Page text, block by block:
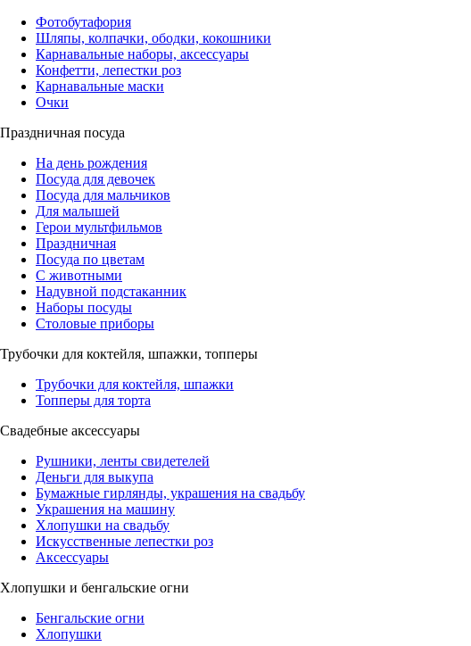
Фотобутафория
Шляпы, колпачки, ободки, кокошники
Карнавальные наборы, аксессуары
Конфетти, лепестки роз
Карнавальные маски
Очки
Праздничная посуда
На день рождения
Посуда для девочек
Посуда для мальчиков
Для малышей
Герои мультфильмов
Праздничная
Посуда по цветам
С животными
Надувной подстаканник
Наборы посуды
Столовые приборы
Трубочки для коктейля, шпажки, топперы
Трубочки для коктейля, шпажки
Топперы для торта
Свадебные аксессуары
Рушники, ленты свидетелей
Деньги для выкупа
Бумажные гирлянды, украшения на свадьбу
Украшения на машину
Хлопушки на свадьбу
Искусственные лепестки роз
Аксессуары
Хлопушки и бенгальские огни
Бенгальские огни
Хлопушки